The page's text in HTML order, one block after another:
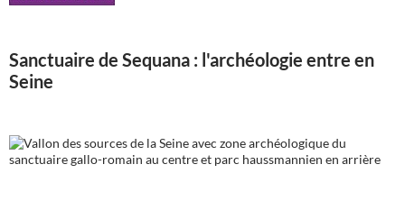
Sanctuaire de Sequana : l'archéologie entre en
Seine